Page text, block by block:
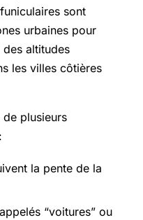
sont
urbaines pour
altitudes
les villes côtières
plusieurs
la pente de la
“voitures” ou